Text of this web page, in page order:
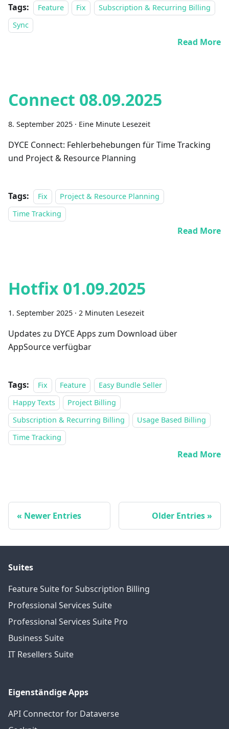
Tags: Feature Fix
Subscription & Recurring Billing
Sync
Read More
Connect 08.09.2025
8. September 2025 · Eine Minute Lesezeit
DYCE Connect: Fehlerbehebungen für Time Tracking
und Project & Resource Planning
Tags: Fix
Project & Resource Planning
Time Tracking
Read More
Hotfix 01.09.2025
1. September 2025 · 2 Minuten Lesezeit
Updates zu DYCE Apps zum Download über
AppSource verfügbar
Tags: Fix Feature
Easy Bundle Seller
Happy Texts
Project Billing
Subscription & Recurring Billing
Usage Based Billing
Time Tracking
Read More
Newer Entries Older Entries
Suites
Feature Suite for Subscription Billing
Professional Services Suite
Professional Services Suite Pro
Business Suite
IT Resellers Suite
Eigenständige Apps
API Connector for Dataverse